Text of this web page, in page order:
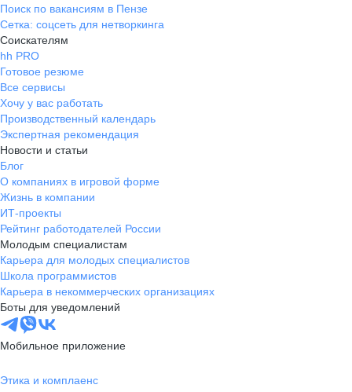
Поиск по вакансиям в Пензе
Сетка: соцсеть для нетворкинга
Соискателям
hh PRO
Готовое резюме
Все сервисы
Хочу у вас работать
Производственный календарь
Экспертная рекомендация
Новости и статьи
Блог
О компаниях в игровой форме
Жизнь в компании
ИТ-проекты
Рейтинг работодателей России
Молодым специалистам
Карьера для молодых специалистов
Школа программистов
Карьера в некоммерческих организациях
Боты для уведомлений
Мобильное приложение
Этика и комплаенс